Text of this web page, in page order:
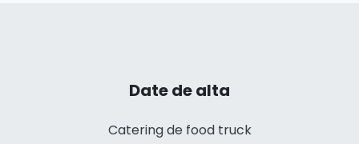
Date de alta
Catering de food truck